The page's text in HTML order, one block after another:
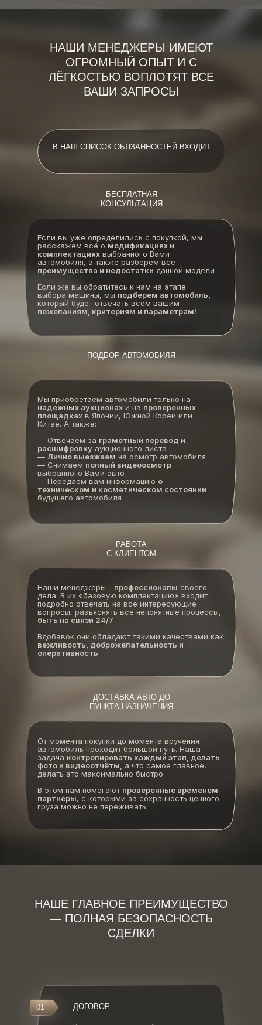
НАШИ МЕНЕДЖЕРЫ ИМЕЮТ
ОГРОМНЫЙ ОПЫТ И С
ЛЁГКОСТЬЮ ВОПЛОТЯТ ВСЕ
ВАШИ ЗАПРОСЫ
В НАШ СПИСОК ОБЯЗАННОСТЕЙ ВХОДИТ
БЕСПЛАТНАЯ
КОНСУЛЬТАЦИЯ
ПОДБОР АВТОМОБИЛЯ
РАБОТА
С КЛИЕНТОМ
ДОСТАВКА АВТО ДО
ПУНКТА НАЗНАЧЕНИЯ
Если вы уже определились с покупкой, мы
расскажем всё о модификациях и
комплектациях выбранного Вами
автомобиля, а также разберём все
преимущества и недостатки данной модели
Если же вы обратитесь к нам на этапе
выбора машины, мы подберем автомобиль,
который будет отвечать всем вашим
пожеланиям, критериям и параметрам!
Мы приобретаем автомобили только на
надежных аукционах и на проверенных
площадках в Японии, Южной Кореи или
Китае. А также:
— Отвечаем за грамотный перевод и
расшифровку аукционного листа
— Лично выезжаем на осмотр автомобиля
— Снимаем полный видеоосмотр
выбранного Вами авто
— Передаём вам информацию о
техническом и косметическом состоянии
будущего автомобиля
Наши менеджеры - профессионалы своего
дела. В их «базовую комплектацию» входит
подробно отвечать на все интересующие
вопросы, разъяснять все непонятные процессы,
быть на связи 24/7
Вдобавок они обладают такими качествами как
вежливость, доброжелательность и
оперативность
От момента покупки до момента вручения
автомобиль проходит большой путь. Наша
задача контролировать каждый этап, делать
фото и видеоотчёты,
а что самое главное,
делать это максимально быстро
В этом нам помогают проверенные временем
партнёры, с которыми за сохранность ценного
груза можно не переживать
НАШЕ ГЛАВНОЕ ПРЕИМУЩЕСТВО
— ПОЛНАЯ БЕЗОПАСНОСТЬ
СДЕЛКИ
ДОГОВОР
01